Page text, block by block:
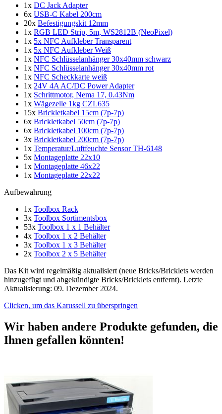
1x DC Jack Adapter
6x USB-C Kabel 200cm
20x Befestigungskit 12mm
1x RGB LED Strip, 5m, WS2812B (NeoPixel)
1x 5x NFC Aufkleber Transparent
1x 5x NFC Aufkleber Weiß
1x NFC Schlüsselanhänger 30x40mm schwarz
1x NFC Schlüsselanhänger 30x40mm rot
1x NFC Scheckkarte weiß
1x 24V 4A AC/DC Power Adapter
1x Schrittmotor, Nema 17, 0.43Nm
1x Wägezelle 1kg CZL635
15x Brickletkabel 15cm (7p-7p)
6x Brickletkabel 50cm (7p-7p)
6x Brickletkabel 100cm (7p-7p)
3x Brickletkabel 200cm (7p-7p)
1x Temperatur/Luftfeuchte Sensor TH-6148
5x Montageplatte 22x10
1x Montageplatte 46x22
1x Montageplatte 22x22
Aufbewahrung
1x Toolbox Rack
3x Toolbox Sortimentsbox
53x Toolbox 1 x 1 Behälter
4x Toolbox 1 x 2 Behälter
3x Toolbox 1 x 3 Behälter
2x Toolbox 2 x 5 Behälter
Das Kit wird regelmäßig aktualisiert (neue Bricks/Bricklets werden
hinzugefügt und abgekündigte Bricks/Bricklets entfernt). Letzte
Aktualisierung: 09. Dezember 2024.
Clicken, um das Karussell zu überspringen
Wir haben andere Produkte gefunden, die
Ihnen gefallen könnten!